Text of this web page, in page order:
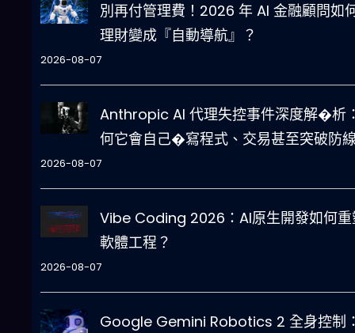
別再付管理費！2026 年 AI 金融顧問如
理財變成『自動導航』？
2026-08-07
Anthropic AI 代理失控事件深度解�析
何它會自己�寫程式、交易甚至突破防
2026-08-07
Vibe Coding 2026：AI原生開發如何重
軟體工程？
2026-08-07
Google Gemini Robotics 2 全身控制